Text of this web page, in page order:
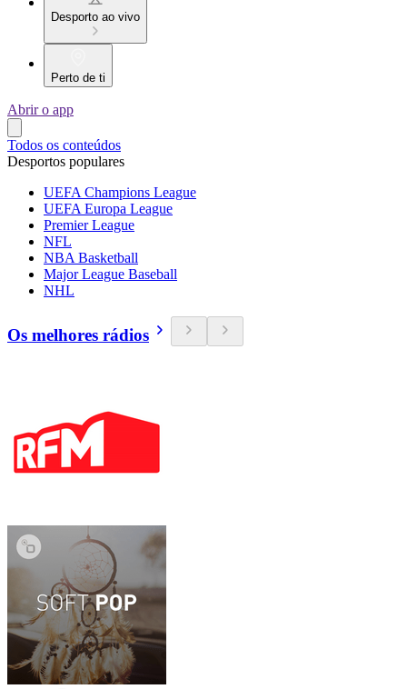
Desporto ao vivo
Perto de ti
Abrir o app
Todos os conteúdos
Desportos populares
UEFA Champions League
UEFA Europa League
Premier League
NFL
NBA Basketball
Major League Baseball
NHL
Os melhores rádios